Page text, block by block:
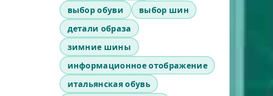
выбор обуви
выбор шин
детали образа
зимние шины
информационное отображение
итальянская обувь